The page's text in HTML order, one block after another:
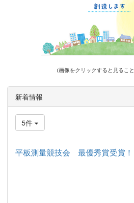
(画像をクリックすると見るこ
新着情報
5件
平板測量競技会 最優秀賞受賞！